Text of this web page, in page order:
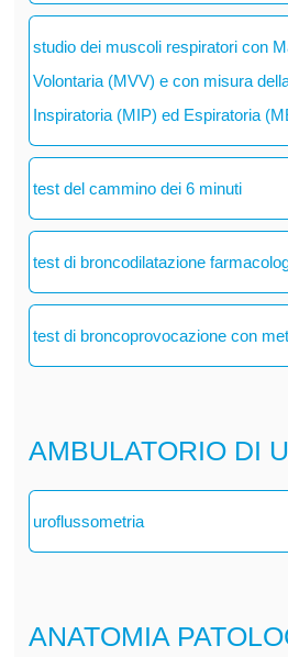
studio dei muscoli respiratori con
Volontaria (MVV) e con misura
Inspiratoria (MIP) ed Espiratoria
test del cammino dei 6 minuti
test di broncodilatazione
test di broncoprovocazione con
AMBULATORIO DI
uroflussometria
ANATOMIA